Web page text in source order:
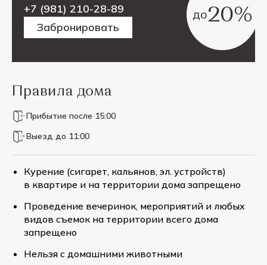
до20%
Забронировать
+7 (981) 210-28-89
Правила дома
Прибытие после 15:00
Выезд до 11:00
Курение (сигарет, кальянов, эл. устройств)
в квартире и на территории дома запрещено
Проведение вечеринок, мероприятий и любых
видов съемок на территории всего дома
запрещено
Нельзя с домашними животными